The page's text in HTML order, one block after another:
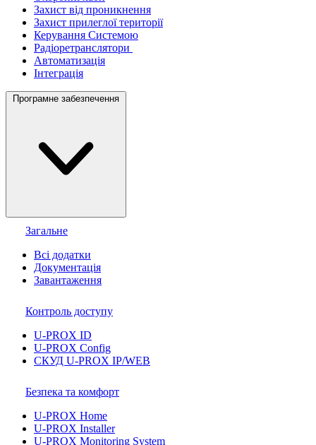
Захист від проникнення
Захист прилеглої території
Керування Системою
Радіоретранслятори
Автоматизація
Інтеграція
Програмне забезпечення
Загальне
Всі додатки
Документація
Завантаження
Контроль доступу
U-PROX ID
U-PROX Config
СКУД U-PROX IP/WEB
Безпека та комфорт
U-PROX Home
U-PROX Installer
U-PROX Monitoring System